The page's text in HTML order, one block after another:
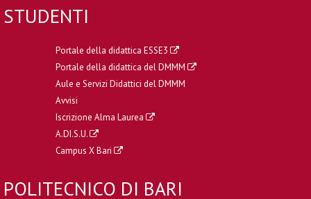
STUDENTI
Portale della didattica ESSE3
Portale della didattica del DMMM
Aule e Servizi Didattici del DMMM
Avvisi
Iscrizione Alma Laurea
A.DI.S.U.
Campus X Bari
POLITECNICO DI BARI